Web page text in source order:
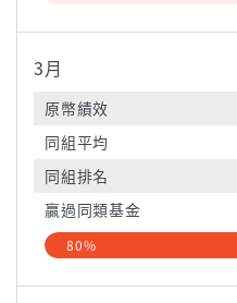
3月
原幣績效
同組平均
同組排名
贏過同類基金
80%